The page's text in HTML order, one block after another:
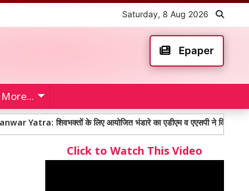
Saturday, 8 Aug 2026
Epaper
More...
शिवभक्तों के लिए आयोजित भंडारे का एडीएम व एएसपी ने किया शुभारंभ
Click to Watch This Video